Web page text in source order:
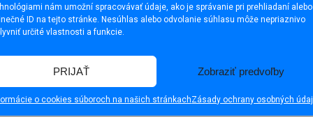
nám umožní spracovávať údaje, ako je správanie pri prehliadaní alebo
ID na tejto stránke. Nesúhlas alebo odvolanie súhlasu môže nepriaznivo
určité vlastnosti a funkcie.
PRIJAŤ Zobraziť predvoľby
o cookies súboroch na našich stránkachZásady ochrany osobných